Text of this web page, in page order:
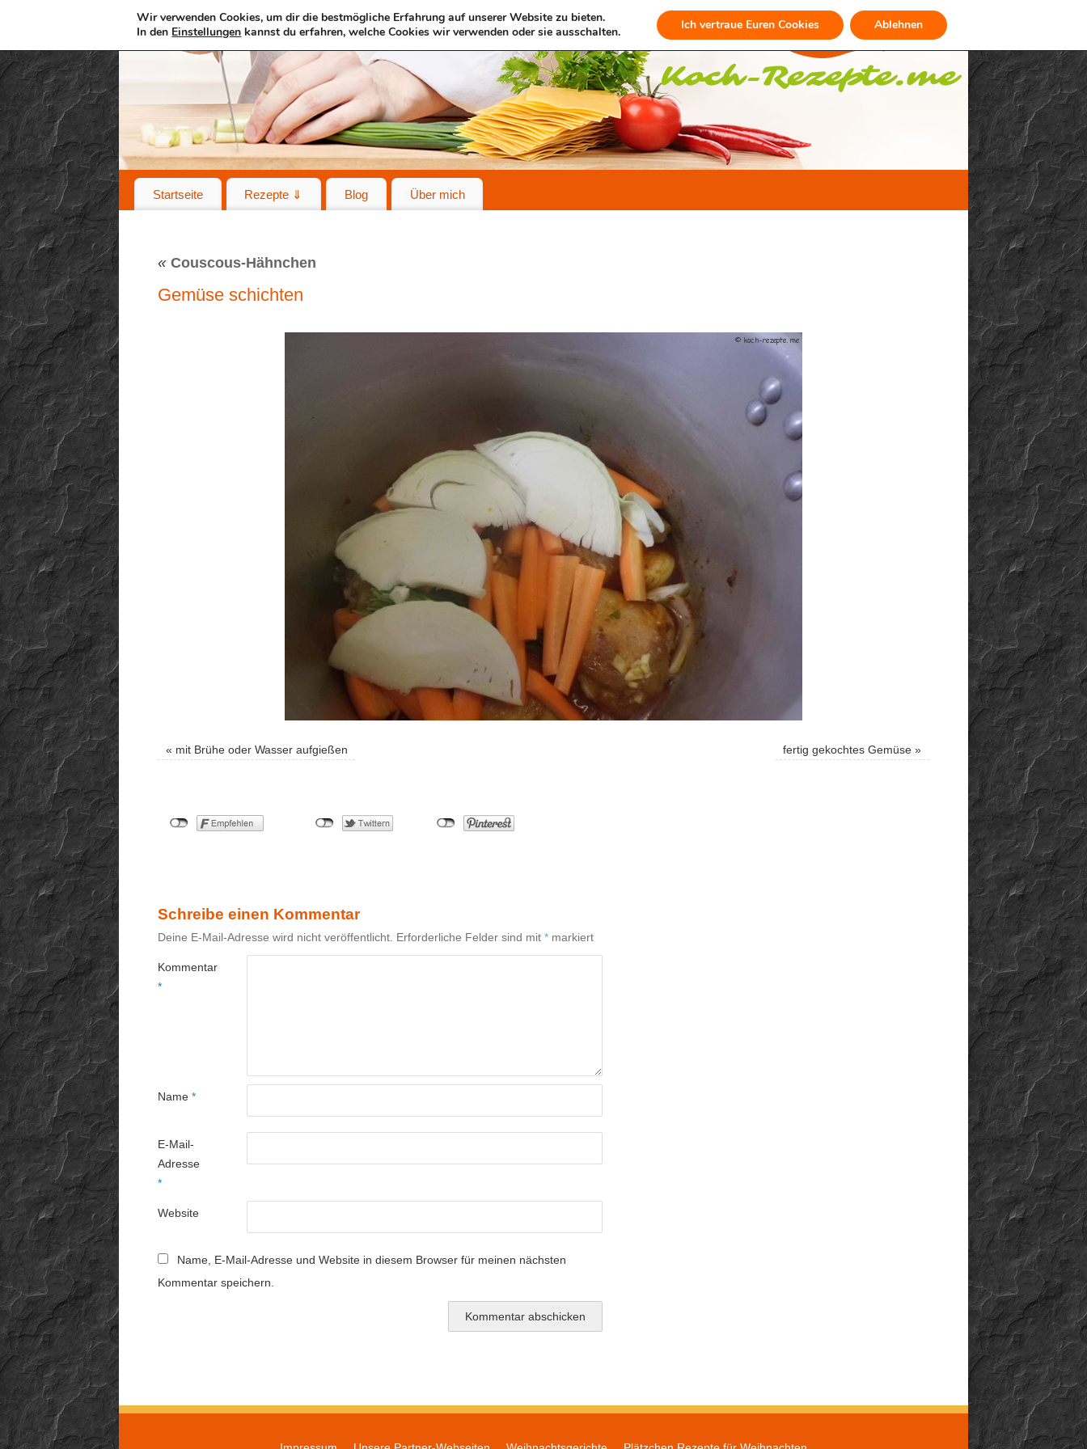
Startseite Rezepte ⇓ Blog Über mich
« Couscous-Hähnchen
Gemüse schichten
« mit Brühe oder Wasser aufgießen fertig gekochtes Gemüse »
Schreibe einen Kommentar
Deine E-Mail-Adresse wird nicht veröffentlicht. Erforderliche Felder sind mit * markiert
Kommentar
*
Name *
E-Mail-
Adresse
*
Website
Name, E-Mail-Adresse und Website in diesem Browser für meinen nächsten
Kommentar speichern.
Wir verwenden Cookies, um dir die bestmögliche Erfahrung auf unserer Website zu bieten.
In den Einstellungen kannst du erfahren, welche Cookies wir verwenden oder sie ausschalten. Ich vertraue Euren Cookies Ablehnen